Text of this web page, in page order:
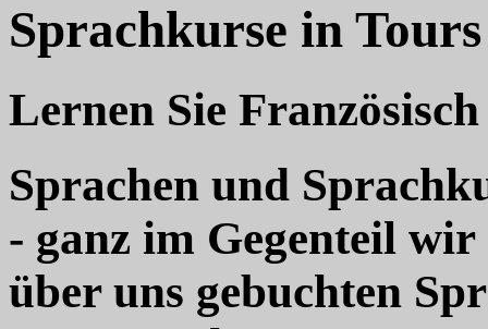
Sprachkurse in
Lernen Sie
Sprachen und
- ganz im Gegenteil
über uns gebuchten